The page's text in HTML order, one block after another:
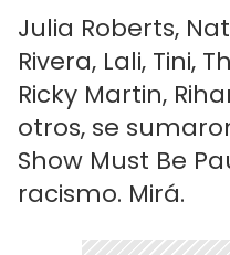
Julia Roberts,
Rivera, Lali, Tini,
Ricky Martin,
otros, se
Show Must Be
racismo. Mirá.